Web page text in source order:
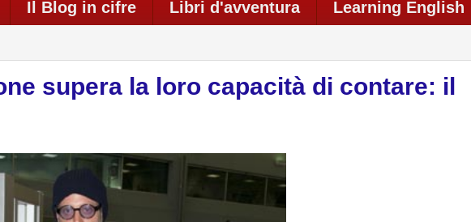
Il Blog in cifre Libri d'avventura Learning English
supera la loro capacità di contare: il